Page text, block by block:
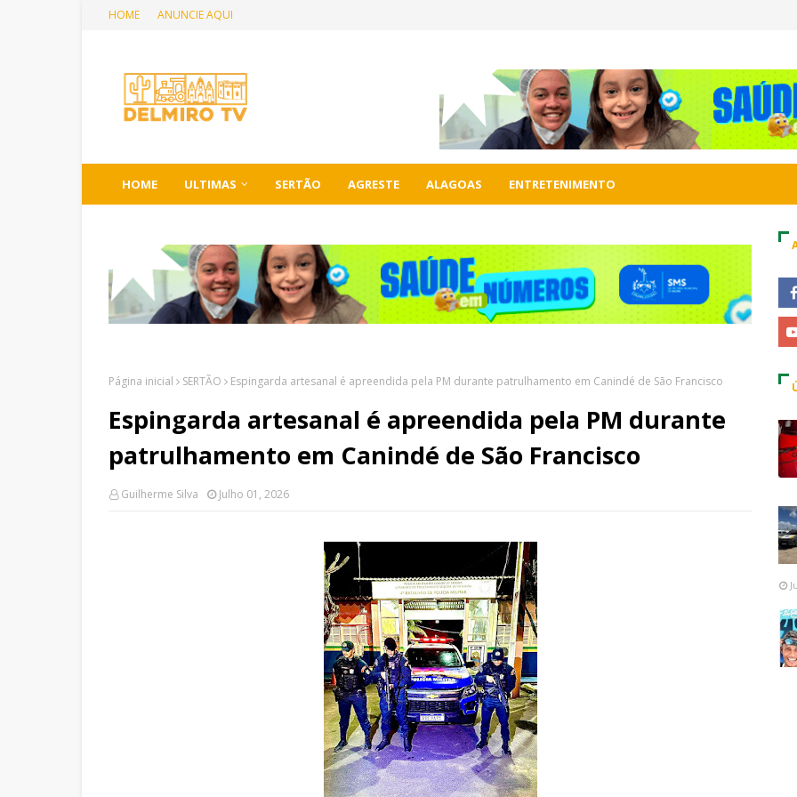
HOME ANUNCIE AQUI
HOME ULTIMAS SERTÃO AGRESTE ALAGOAS ENTRETENIMENTO
Página inicial SERTÃO Espingarda artesanal é apreendida pela PM durante patrulhamento em Canindé de São Francisco
Espingarda artesanal é apreendida pela PM durante
patrulhamento em Canindé de São Francisco
Guilherme Silva Julho 01, 2026